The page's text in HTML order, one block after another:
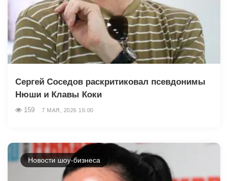
Сергей Соседов раскритиковал псевдонимы
Нюши и Клавы Коки
159 7 МАЯ, 2026 16:00
Новости шоу-бизнеса